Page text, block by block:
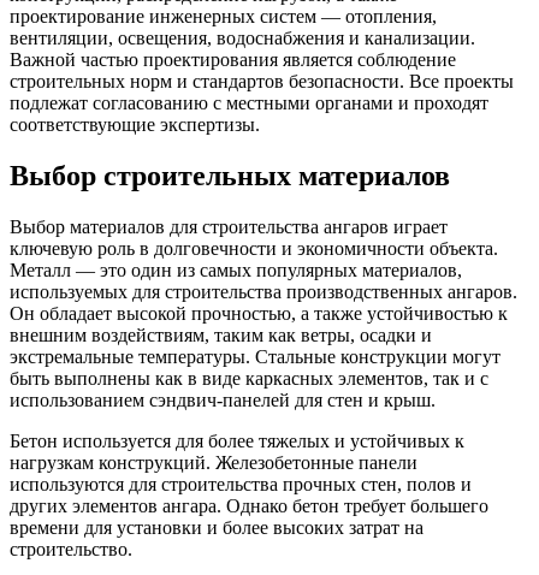
проектирование инженерных систем — отопления,
вентиляции, освещения, водоснабжения и канализации.
Важной частью проектирования является соблюдение
строительных норм и стандартов безопасности. Все проекты
подлежат согласованию с местными органами и проходят
соответствующие экспертизы.
Выбор строительных материалов
Выбор материалов для строительства ангаров играет
ключевую роль в долговечности и экономичности объекта.
Металл — это один из самых популярных материалов,
используемых для строительства производственных ангаров.
Он обладает высокой прочностью, а также устойчивостью к
внешним воздействиям, таким как ветры, осадки и
экстремальные температуры. Стальные конструкции могут
быть выполнены как в виде каркасных элементов, так и с
использованием сэндвич-панелей для стен и крыш.
Бетон используется для более тяжелых и устойчивых к
нагрузкам конструкций. Железобетонные панели
используются для строительства прочных стен, полов и
других элементов ангара. Однако бетон требует большего
времени для установки и более высоких затрат на
строительство.